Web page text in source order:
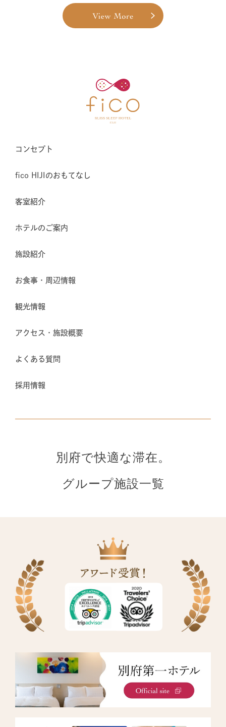
コンセプト
fico HIJIのおもてなし
客室紹介
ホテルのご案内
施設紹介
お食事・周辺情報
観光情報
アクセス・施設概要
よくある質問
採用情報
別府で快適な滞在。
グループ施設一覧